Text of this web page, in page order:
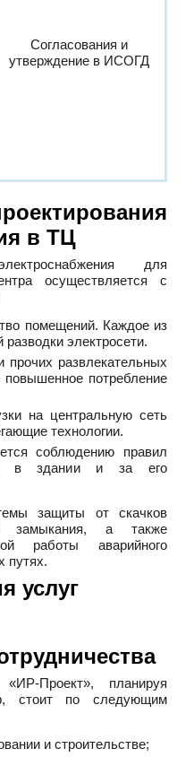
Согласования и
утверждение в ИСОГД
в ТЦ
для
осуществляется с
помещений. Каждое из
электросети.
развлекательных
потребление
на центральную сеть
технологии.
соблюдению правил
в здании и за его
защиты от скачков
замыкания, а также
работы аварийного
путях.
услуг
Проект», планируя
стоит по следующим
и строительстве;